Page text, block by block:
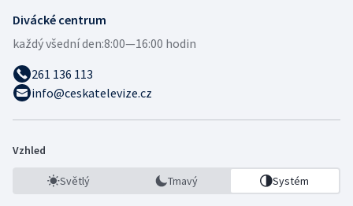
Divácké centrum
každý všední den:8:00—16:00 hodin
261 136 113
info@ceskatelevize.cz
Vzhled
Světlý Tmavý Systém